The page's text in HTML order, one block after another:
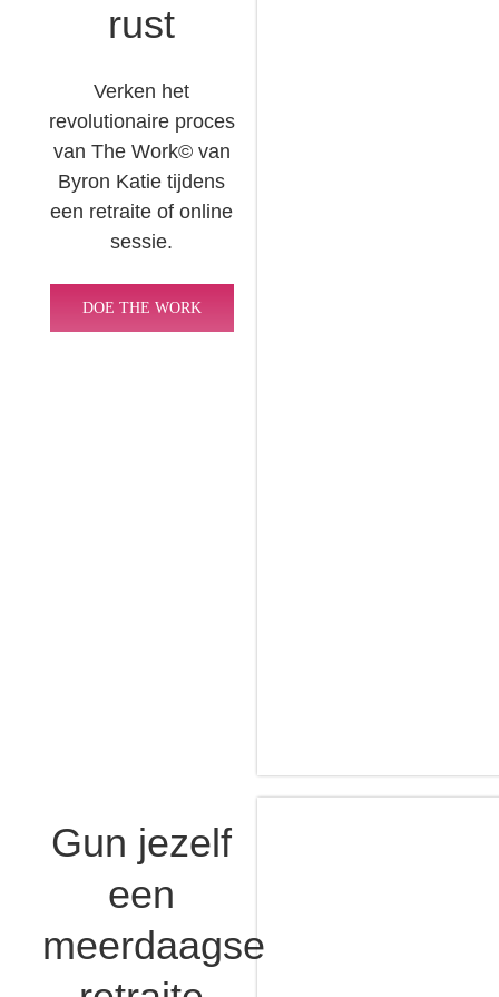
rust
Verken het
revolutionaire proces
van The Work© van
Byron Katie tijdens
een retraite of online
sessie.
DOE THE WORK
Gun jezelf
een
meerdaagse